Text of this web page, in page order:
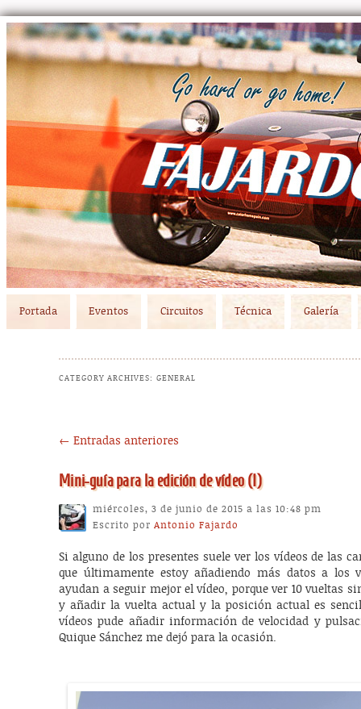
Skip to primary content
Skip to secondary content
Portada Eventos Circuitos Técnica Galería
CATEGORY ARCHIVES:GENERAL
← Entradas anteriores
Mini-guía para la edición de vídeo (I)
miércoles, 3 de junio de 2015 a las 10:48 pm
Escrito porAntonio Fajardo
Si alguno de los presentes suele ver los vídeos de las
que últimamente estoy añadiendo más datos a los
ayudan a seguir mejor el vídeo, porque ver 10 vueltas
y añadir la vuelta actual y la posición actual es
vídeos pude añadir información de velocidad y
Quique Sánchez me dejó para la ocasión.